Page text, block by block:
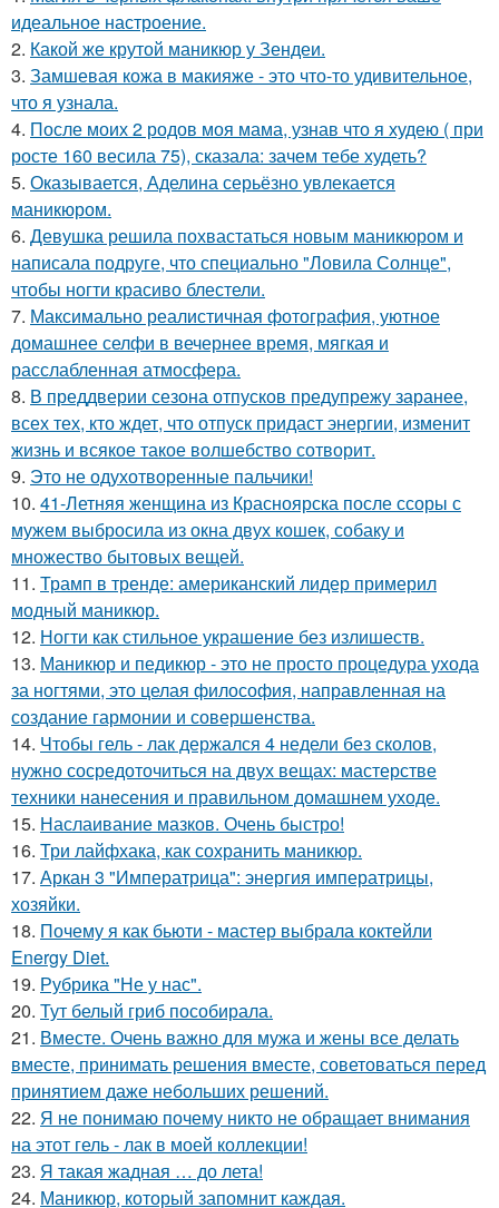
идеальное настроение.
2. Какой же крутой маникюр у Зендеи.
3. Замшевая кожа в макияже - это что-то удивительное,
что я узнала.
4. После моих 2 родов моя мама, узнав что я худею ( при
росте 160 весила 75), сказала: зачем тебе худеть?
5. Оказывается, Аделина серьёзно увлекается
маникюром.
6. Девушка решила похвастаться новым маникюром и
написала подруге, что специально "Ловила Солнце",
чтобы ногти красиво блестели.
7. Максимально реалистичная фотография, уютное
домашнее селфи в вечернее время, мягкая и
расслабленная атмосфера.
8. В преддверии сезона отпусков предупрежу заранее,
всех тех, кто ждет, что отпуск придаст энергии, изменит
жизнь и всякое такое волшебство сотворит.
9. Это не одухотворенные пальчики!
10. 41-Летняя женщина из Красноярска после ссоры с
мужем выбросила из окна двух кошек, собаку и
множество бытовых вещей.
11. Трамп в тренде: американский лидер примерил
модный маникюр.
12. Ногти как стильное украшение без излишеств.
13. Маникюр и педикюр - это не просто процедура ухода
за ногтями, это целая философия, направленная на
создание гармонии и совершенства.
14. Чтобы гель - лак держался 4 недели без сколов,
нужно сосредоточиться на двух вещах: мастерстве
техники нанесения и правильном домашнем уходе.
15. Наслаивание мазков. Очень быстро!
16. Три лайфхака, как сохранить маникюр.
17. Аркан 3 "Императрица": энергия императрицы,
хозяйки.
18. Почему я как бьюти - мастер выбрала коктейли
Energy Diet.
19. Рубрика "Не у нас".
20. Тут белый гриб пособирала.
21. Вместе. Очень важно для мужа и жены все делать
вместе, принимать решения вместе, советоваться перед
принятием даже небольших решений.
22. Я не понимаю почему никто не обращает внимания
на этот гель - лак в моей коллекции!
23. Я такая жадная … до лета!
24. Маникюр, который запомнит каждая.